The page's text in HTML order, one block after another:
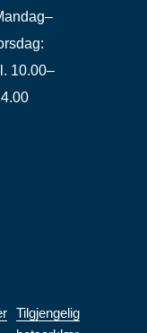
10.00–
Tilgjengelig